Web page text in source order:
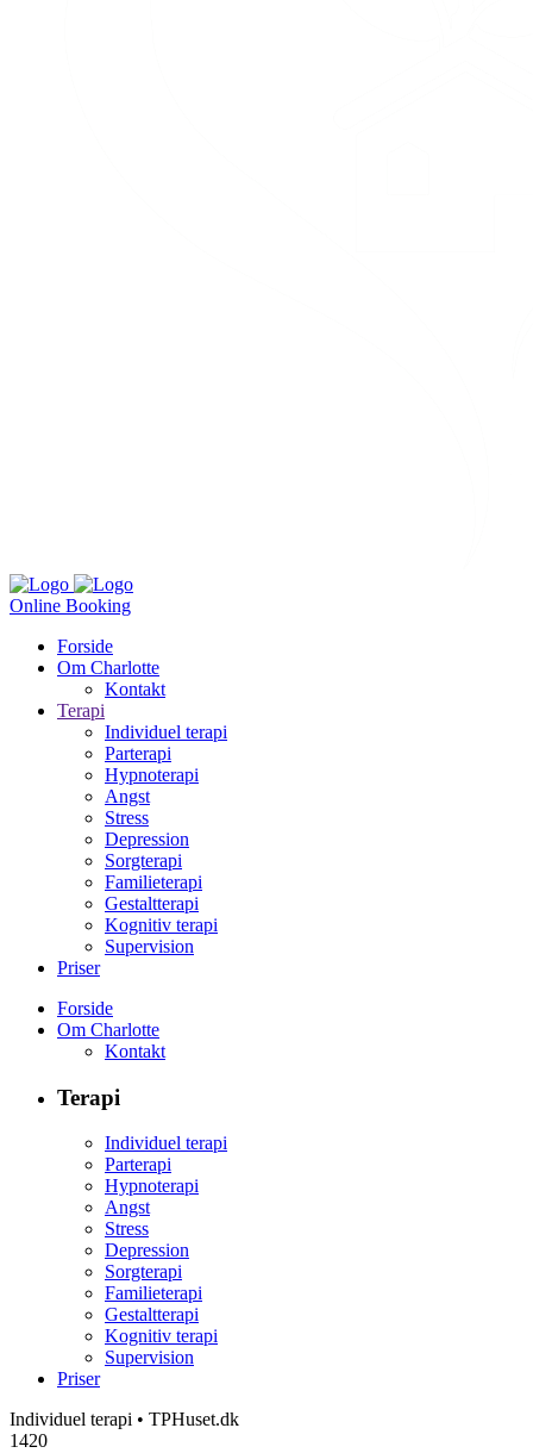
Online Booking
Forside
Om Charlotte
Kontakt
Terapi
Individuel terapi
Parterapi
Hypnoterapi
Angst
Stress
Depression
Sorgterapi
Familieterapi
Gestaltterapi
Kognitiv terapi
Supervision
Priser
Forside
Om Charlotte
Kontakt
Terapi
Individuel terapi
Parterapi
Hypnoterapi
Angst
Stress
Depression
Sorgterapi
Familieterapi
Gestaltterapi
Kognitiv terapi
Supervision
Priser
Individuel terapi • TPHuset.dk
1420